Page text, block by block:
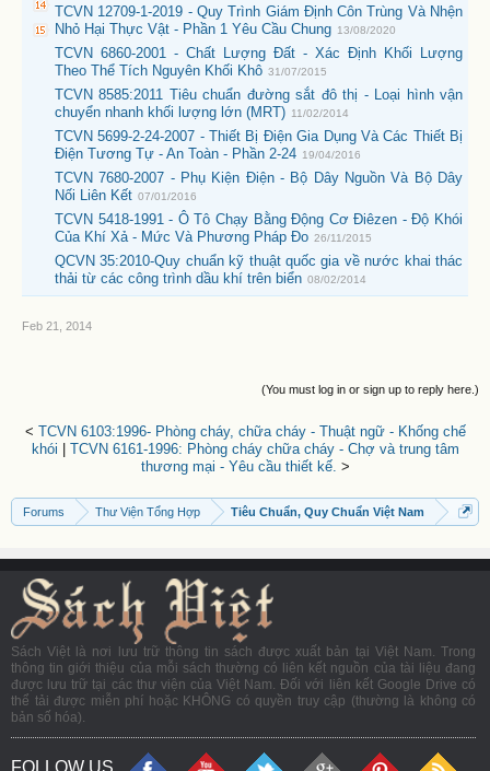
TCVN 12709-1-2019 - Quy Trình Giám Định Côn Trùng Và Nhện
Nhỏ Hại Thực Vật - Phần 1 Yêu Cầu Chung 13/08/2020
TCVN 6860-2001 - Chất Lượng Đất - Xác Định Khối Lượng
Theo Thể Tích Nguyên Khối Khô 31/07/2015
TCVN 8585:2011 Tiêu chuẩn đường sắt đô thị - Loại hình vận
chuyển nhanh khối lượng lớn (MRT) 11/02/2014
TCVN 5699-2-24-2007 - Thiết Bị Điện Gia Dụng Và Các Thiết Bị
Điện Tương Tự - An Toàn - Phần 2-24 19/04/2016
TCVN 7680-2007 - Phụ Kiện Điện - Bộ Dây Nguồn Và Bộ Dây
Nối Liên Kết 07/01/2016
TCVN 5418-1991 - Ô Tô Chạy Bằng Động Cơ Điêzen - Độ Khói
Của Khí Xả - Mức Và Phương Pháp Đo 26/11/2015
QCVN 35:2010-Quy chuẩn kỹ thuật quốc gia về nước khai thác
thải từ các công trình dầu khí trên biển 08/02/2014
Feb 21, 2014
(You must log in or sign up to reply here.)
< TCVN 6103:1996- Phòng cháy, chữa cháy - Thuật ngữ - Khống chế
khói
TCVN 6161-1996: Phòng cháy chữa cháy - Chợ và trung tâm
thương mại - Yêu cầu thiết kế. >
Forums Thư Viện Tổng Hợp Tiêu Chuẩn, Quy Chuẩn Việt Nam
Sách Việt là nơi lưu trữ thông tin sách được xuất bản tại Việt Nam. Trong
thông tin giới thiệu của mỗi sách thường có liên kết nguồn của tài liệu đang
được lưu trữ tại các thư viện của Việt Nam. Đối với liên kết Google Drive có
thể tải được miễn phí hoặc KHÔNG có quyền truy cập (thường là không có
bản số hóa).
FOLLOW US